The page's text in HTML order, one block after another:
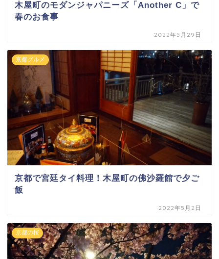
木屋町のモダンジャパニーズ「Another C」で
春のお食事
2022年5月29日
京都グルメ
京都で宮廷タイ料理！木屋町の佛沙羅館で夕ご
飯
2022年5月2日
京都の桜